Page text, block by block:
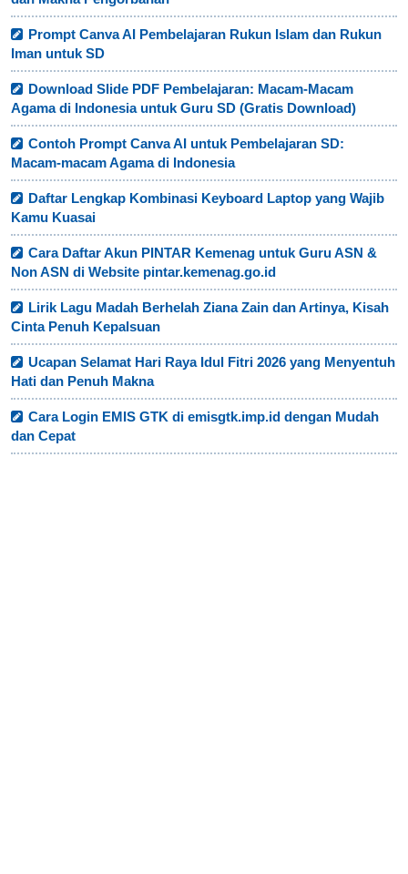
Prompt Canva AI Pembelajaran Rukun Islam dan Rukun
Iman untuk SD
Download Slide PDF Pembelajaran: Macam-Macam
Agama di Indonesia untuk Guru SD (Gratis Download)
Contoh Prompt Canva AI untuk Pembelajaran SD:
Macam-macam Agama di Indonesia
Daftar Lengkap Kombinasi Keyboard Laptop yang Wajib
Kamu Kuasai
Cara Daftar Akun PINTAR Kemenag untuk Guru ASN &
Non ASN di Website pintar.kemenag.go.id
Lirik Lagu Madah Berhelah Ziana Zain dan Artinya, Kisah
Cinta Penuh Kepalsuan
Ucapan Selamat Hari Raya Idul Fitri 2026 yang Menyentuh
Hati dan Penuh Makna
Cara Login EMIS GTK di emisgtk.imp.id dengan Mudah
dan Cepat